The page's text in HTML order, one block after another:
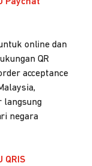
online dan
QR
acceptance
langsung
negara
QRIS